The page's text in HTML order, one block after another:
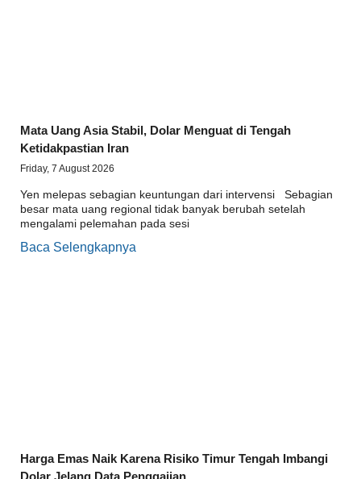
Mata Uang Asia Stabil, Dolar Menguat di Tengah
Ketidakpastian Iran
Friday, 7 August 2026
Yen melepas sebagian keuntungan dari intervensi Sebagian
besar mata uang regional tidak banyak berubah setelah
mengalami pelemahan pada sesi
Baca Selengkapnya
Harga Emas Naik Karena Risiko Timur Tengah Imbangi